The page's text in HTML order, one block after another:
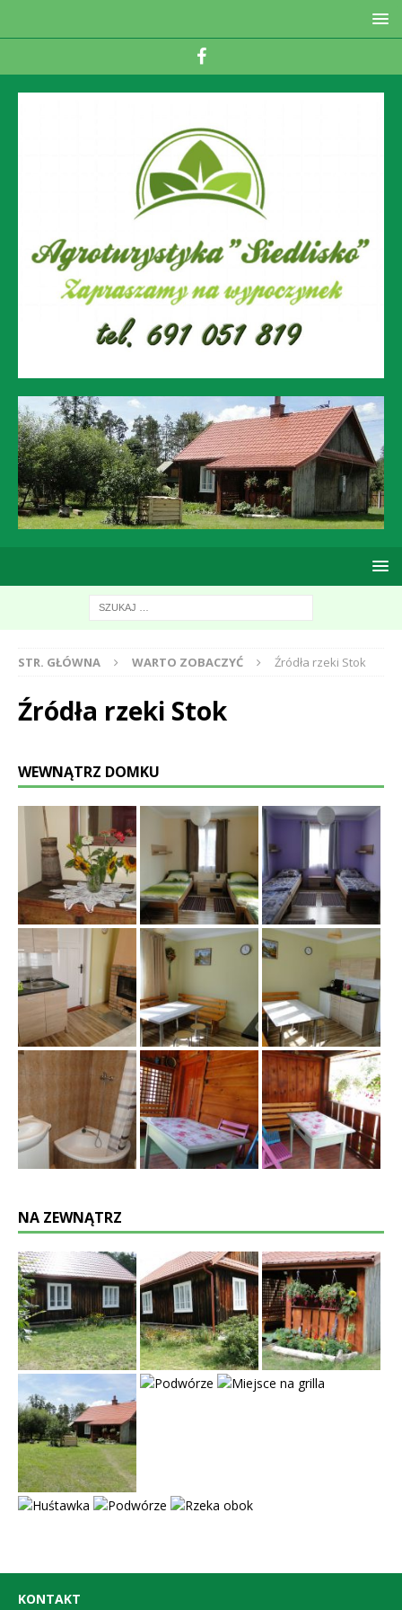
STR. GŁÓWNA WARTO ZOBACZYĆ Źródła rzeki Stok
Źródła rzeki Stok
WEWNĄTRZ DOMKU
NA ZEWNĄTRZ
KONTAKT